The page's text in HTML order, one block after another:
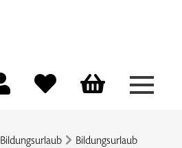
Menü
Bildungsurlaub
Bildungsurlaub